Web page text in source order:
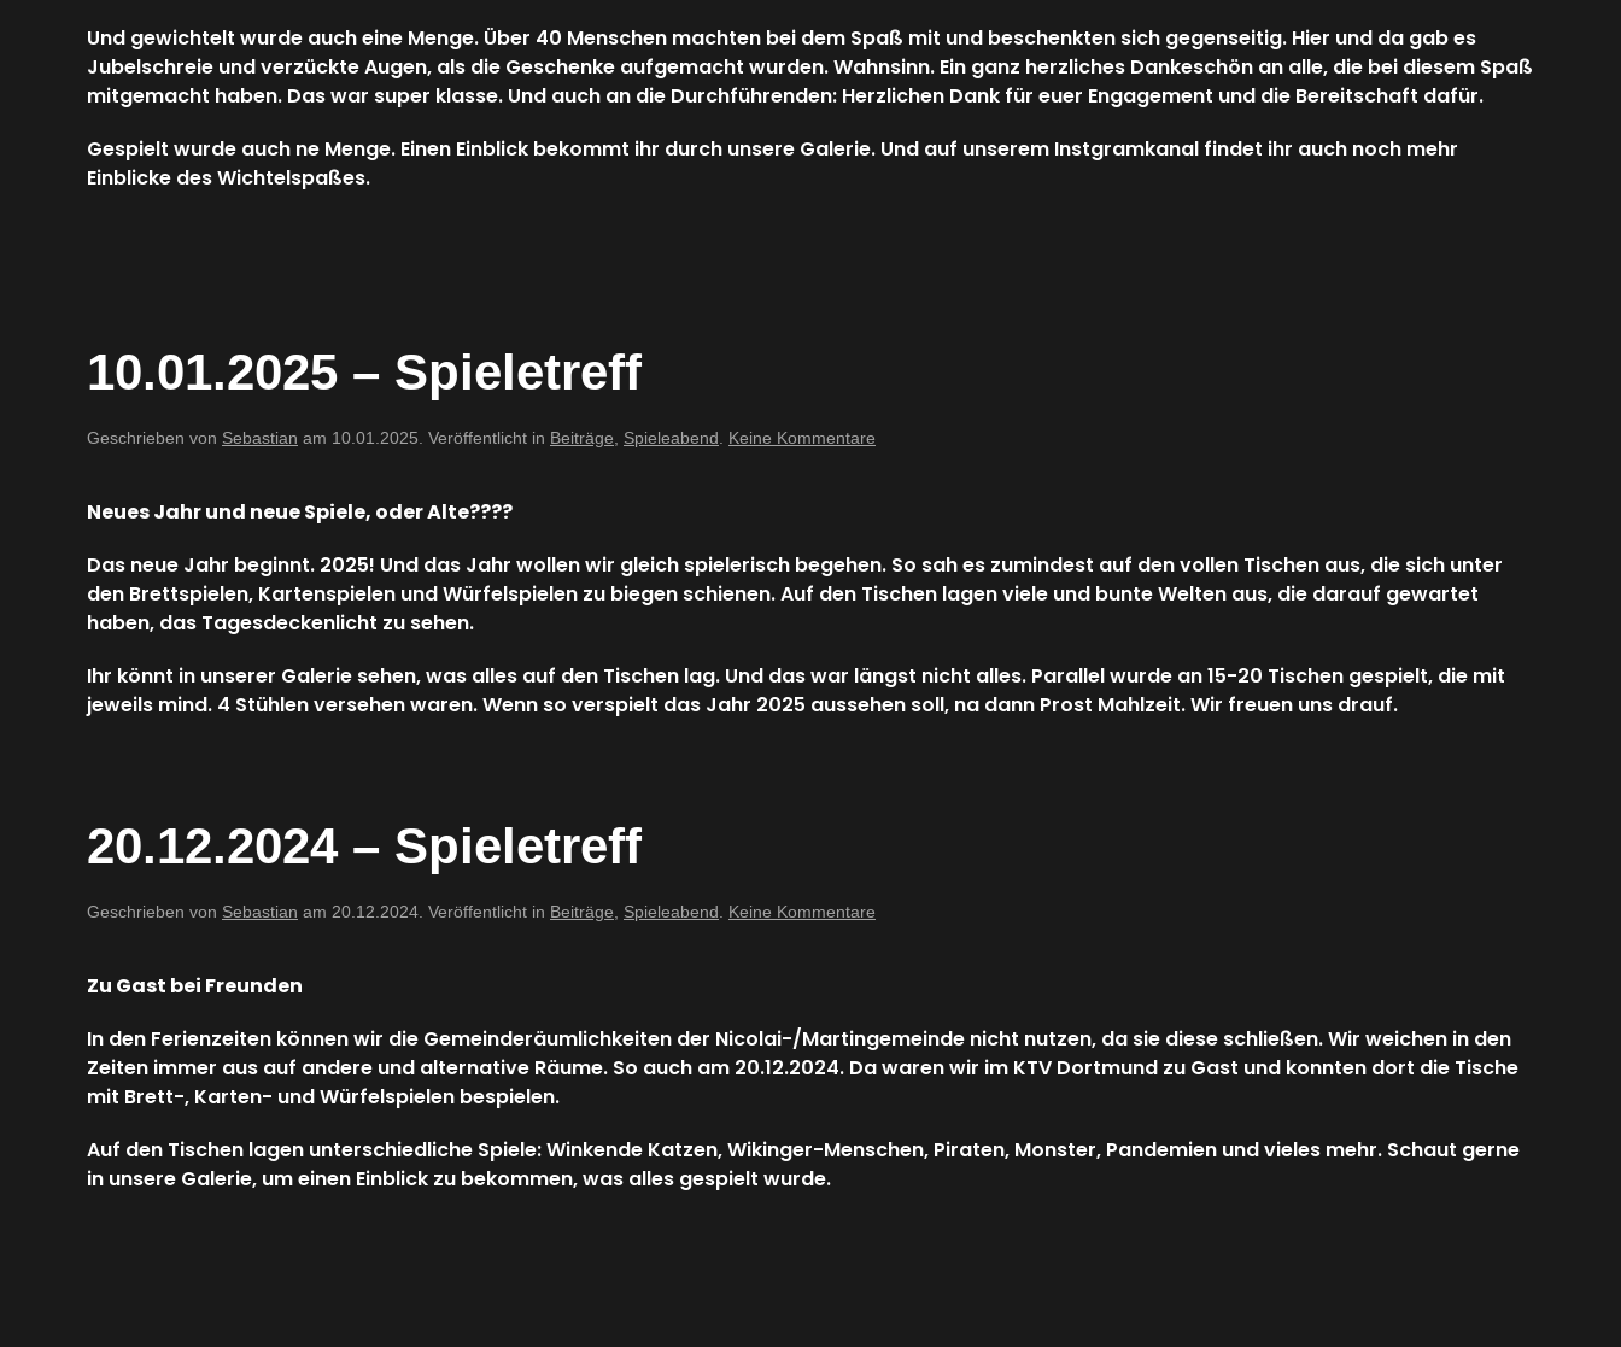
Und gewichtelt wurde auch eine Menge. Über 40 Menschen machten bei dem Spaß mit und beschenkten sich gegenseitig. Hier und da gab es
Jubelschreie und verzückte Augen, als die Geschenke aufgemacht wurden. Wahnsinn. Ein ganz herzliches Dankeschön an alle, die bei diesem Spaß
mitgemacht haben. Das war super klasse. Und auch an die Durchführenden: Herzlichen Dank für euer Engagement und die Bereitschaft dafür.
Gespielt wurde auch ne Menge. Einen Einblick bekommt ihr durch unsere Galerie. Und auf unserem Instgramkanal findet ihr auch noch mehr
Einblicke des Wichtelspaßes.
10.01.2025 – Spieletreff
Geschrieben von Sebastian am 10.01.2025 . Veröffentlicht in Beiträge Spieleabend Keine Kommentare
Neues Jahr und neue Spiele, oder Alte????
Das neue Jahr beginnt. 2025! Und das Jahr wollen wir gleich spielerisch begehen. So sah es zumindest auf den vollen Tischen aus, die sich unter
den Brettspielen, Kartenspielen und Würfelspielen zu biegen schienen. Auf den Tischen lagen viele und bunte Welten aus, die darauf gewartet
haben, das Tagesdeckenlicht zu sehen.
Ihr könnt in unserer Galerie sehen, was alles auf den Tischen lag. Und das war längst nicht alles. Parallel wurde an 15-20 Tischen gespielt, die mit
jeweils mind. 4 Stühlen versehen waren. Wenn so verspielt das Jahr 2025 aussehen soll, na dann Prost Mahlzeit. Wir freuen uns drauf.
20.12.2024 – Spieletreff
Geschrieben von Sebastian am 20.12.2024 . Veröffentlicht in Beiträge Spieleabend Keine Kommentare
Zu Gast bei Freunden
In den Ferienzeiten können wir die Gemeinderäumlichkeiten der Nicolai-/Martingemeinde nicht nutzen, da sie diese schließen. Wir weichen in den
Zeiten immer aus auf andere und alternative Räume. So auch am 20.12.2024. Da waren wir im KTV Dortmund zu Gast und konnten dort die Tische
mit Brett-, Karten- und Würfelspielen bespielen.
Auf den Tischen lagen unterschiedliche Spiele: Winkende Katzen, Wikinger-Menschen, Piraten, Monster, Pandemien und vieles mehr. Schaut gerne
in unsere Galerie, um einen Einblick zu bekommen, was alles gespielt wurde.